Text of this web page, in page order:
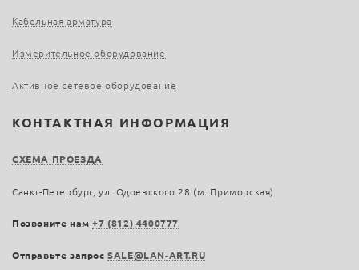
Кабельная арматура
Измерительное оборудование
Активное сетевое оборудование
КОНТАКТНАЯ ИНФОРМАЦИЯ
СХЕМА ПРОЕЗДА
Санкт-Петербург, ул. Одоевского 28 (м. Приморская)
Позвоните нам+7 (812) 4400777
Отправьте запросSALE@LAN-ART.RU